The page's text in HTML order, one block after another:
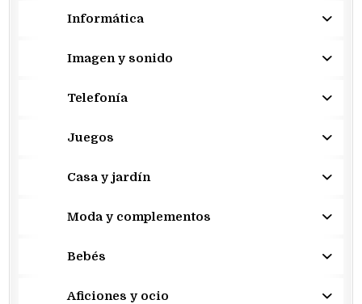
Informática
Imagen y sonido
Telefonía
Juegos
Casa y jardín
Moda y complementos
Bebés
Aficiones y ocio